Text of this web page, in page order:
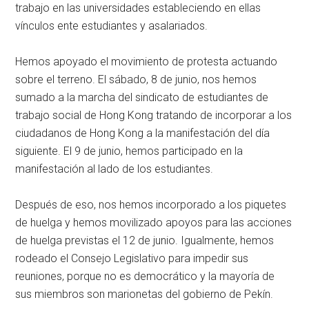
trabajo en las universidades estableciendo en ellas
vínculos ente estudiantes y asalariados.
Hemos apoyado el movimiento de protesta actuando
sobre el terreno. El sábado, 8 de junio, nos hemos
sumado a la marcha del sindicato de estudiantes de
trabajo social de Hong Kong tratando de incorporar a los
ciudadanos de Hong Kong a la manifestación del día
siguiente. El 9 de junio, hemos participado en la
manifestación al lado de los estudiantes.
Después de eso, nos hemos incorporado a los piquetes
de huelga y hemos movilizado apoyos para las acciones
de huelga previstas el 12 de junio. Igualmente, hemos
rodeado el Consejo Legislativo para impedir sus
reuniones, porque no es democrático y la mayoría de
sus miembros son marionetas del gobierno de Pekín.